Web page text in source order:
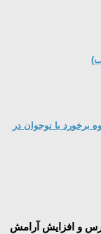
برخورد با نوجوان در
و افزایش آرامش